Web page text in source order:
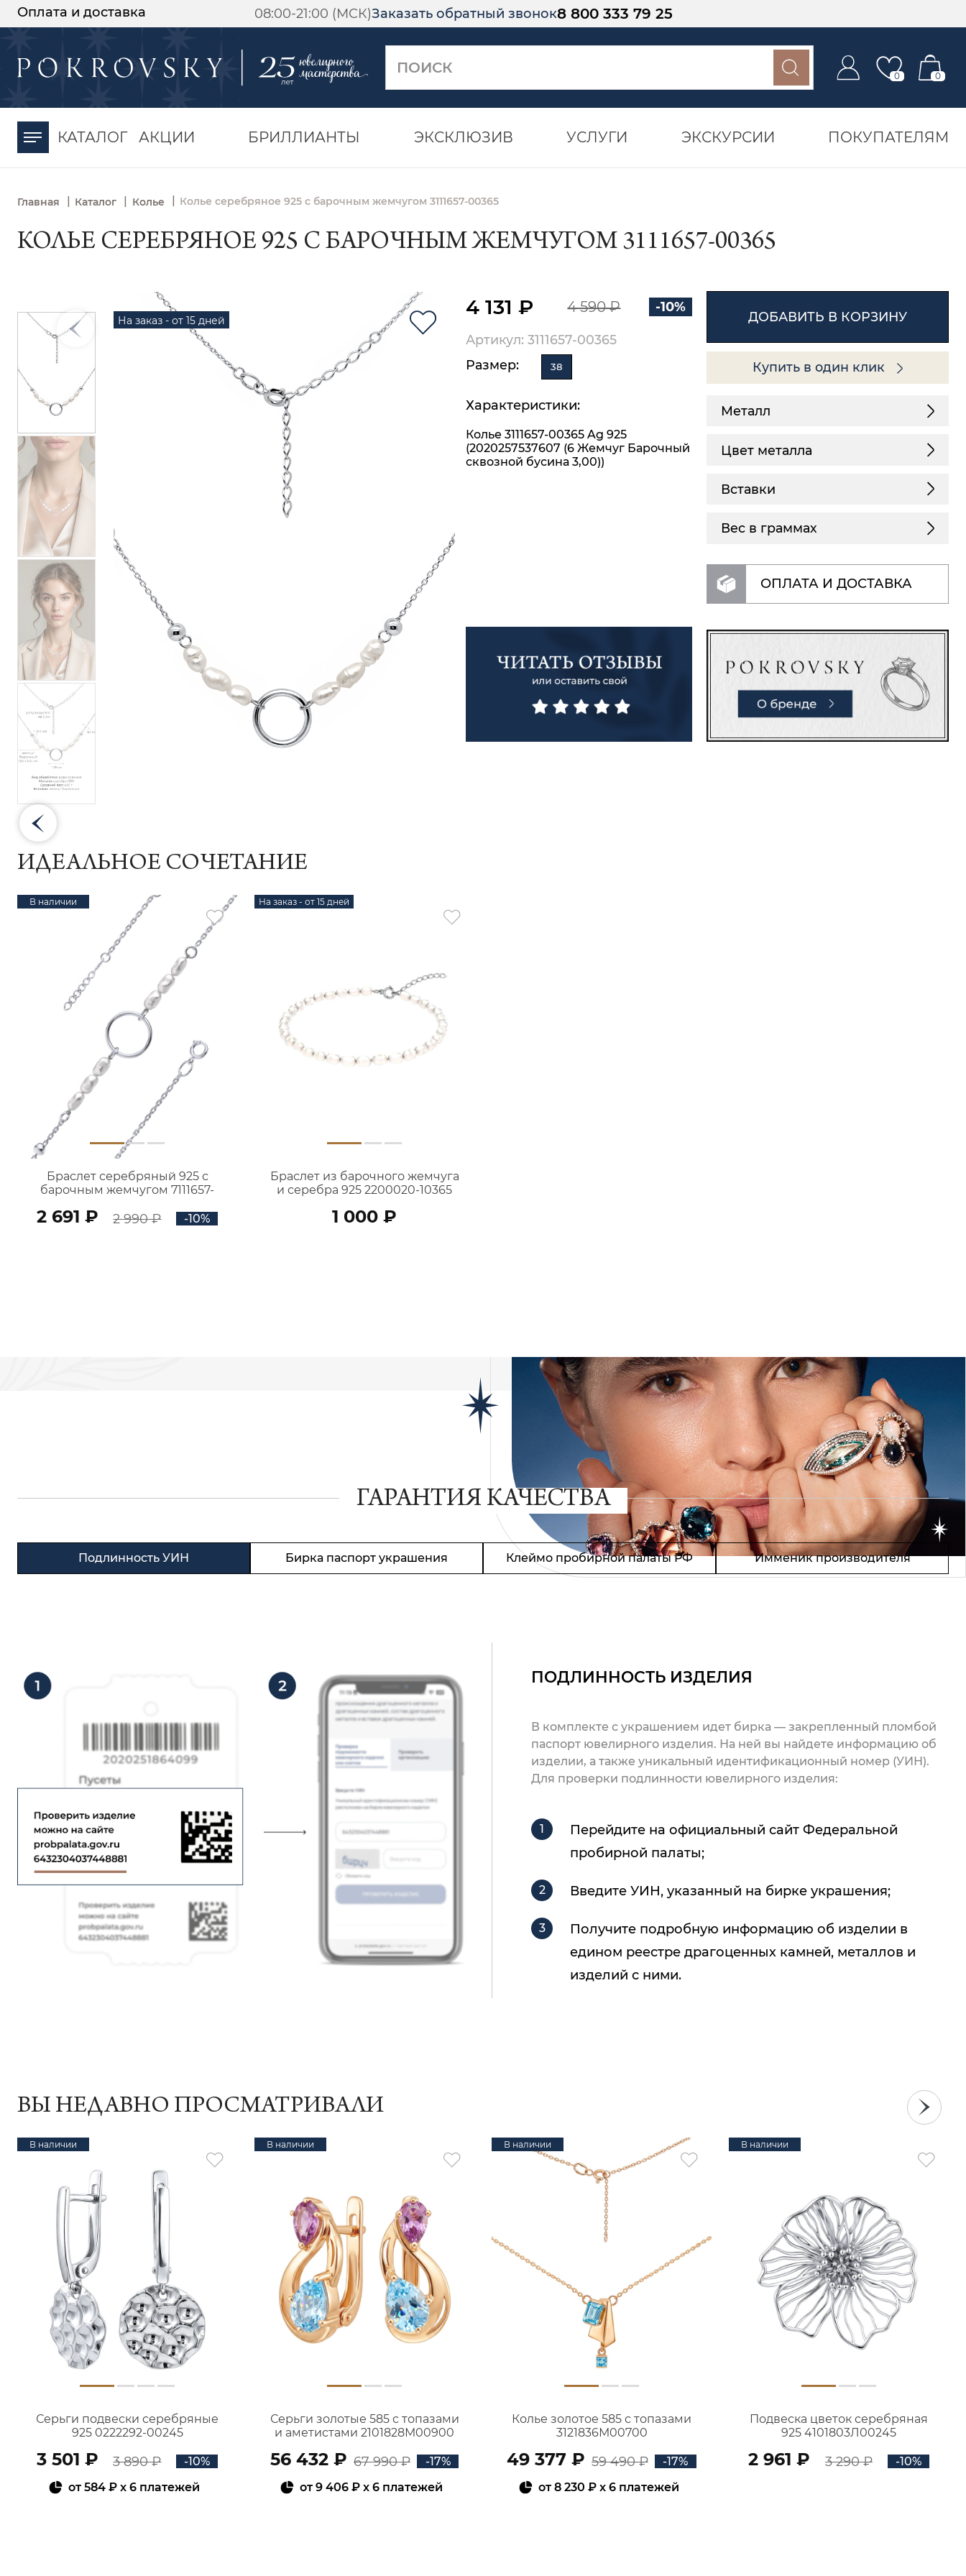
Оплата и доставка 08:00-21:00 (МСК)Заказать обратный звонок8 800 333 79 25
0 0
КАТАЛОГ АКЦИИ БРИЛЛИАНТЫ ЭКСКЛЮЗИВ УСЛУГИ ЭКСКУРСИИ ПОКУПАТЕЛЯМ
Главная | Каталог | Колье Колье серебряное 925 с барочным жемчугом 3111657-00365
КОЛЬЕ СЕРЕБРЯНОЕ 925 С БАРОЧНЫМ ЖЕМЧУГОМ 3111657-00365
На заказ - от 15 дней
4 131 ₽ 4 590 ₽ -10%
Артикул: 3111657-00365
Размер:
38
Характеристики:
Колье 3111657-00365 Ag 925
(2020257537607 (6 Жемчуг Барочный
сквозной бусина 3,00))
ДОБАВИТЬ В КОРЗИНУ
Купить в один клик
Металл
Цвет металла
Вставки
Вес в граммах
ОПЛАТА И ДОСТАВКА
ИДЕАЛЬНОЕ СОЧЕТАНИЕ
В наличии
Браслет серебряный 925 с
барочным жемчугом 7111657-
2 691 ₽ 2 990 ₽ -10%
На заказ - от 15 дней
Браслет из барочного жемчуга
и серебра 925 2200020-10365
1 000 ₽
ГАРАНТИЯ КАЧЕСТВА
Подлинность УИН Бирка паспорт украшения Клеймо пробирной палаты РФ Имменик производителя
ПОДЛИННОСТЬ ИЗДЕЛИЯ
В комплекте с украшением идет бирка — закрепленный пломбой
паспорт ювелирного изделия. На ней вы найдете информацию об
изделии, а также уникальный идентификационный номер (УИН).
Для проверки подлинности ювелирного изделия:
Перейдите на официальный сайт Федеральной
пробирной палаты;
Введите УИН, указанный на бирке украшения;
Получите подробную информацию об изделии в
едином реестре драгоценных камней, металлов и
изделий с ними.
ВЫ НЕДАВНО ПРОСМАТРИВАЛИ
В наличии
Серьги подвески серебряные
925 0222292-00245
3 501 ₽ 3 890 ₽
-10%
от584 ₽ x 6 платежей
В наличии
Серьги золотые 585 с топазами
и аметистами 2101828М00900
56 432 ₽ 67 990 ₽
-17%
от9 406 ₽ x 6 платежей
В наличии
Колье золотое 585 с топазами
3121836М00700
49 377 ₽ 59 490 ₽
-17%
от8 230 ₽x 6 платежей
В наличии
Подвеска цветок серебряная
925 4101803Л00245
2 961 ₽ 3 290 ₽ -10%
-30%
момента оплаты